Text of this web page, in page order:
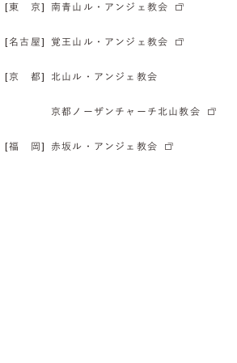
[東 京] 南青山ル・アンジェ教会
[名古屋] 覚王山ル・アンジェ教会
[京 都] 北山ル・アンジェ教会
京都ノーザンチャーチ北山教会
[福 岡] 赤坂ル・アンジェ教会